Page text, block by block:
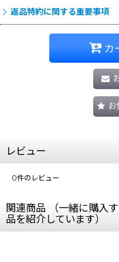
返品特約に関する重要事項
カ
お
レビュー
0件のレビュー
関連商品 （一緒に購入
品を紹介しています）